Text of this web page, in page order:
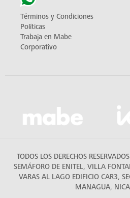
Términos y Condiciones
Políticas
Trabaja en Mabe
Corporativo
TODOS LOS DERECHOS
SEMÁFORO DE ENITEL, VILLA
VARAS AL LAGO EDIFICIO CAR3,
MANAGUA,